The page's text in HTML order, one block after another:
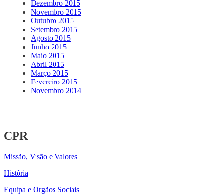
Dezembro 2015
Novembro 2015
Outubro 2015
Setembro 2015
Agosto 2015
Junho 2015
Maio 2015
Abril 2015
Março 2015
Fevereiro 2015
Novembro 2014
CPR
Missão, Visão e Valores
História
Equipa e Orgãos Sociais